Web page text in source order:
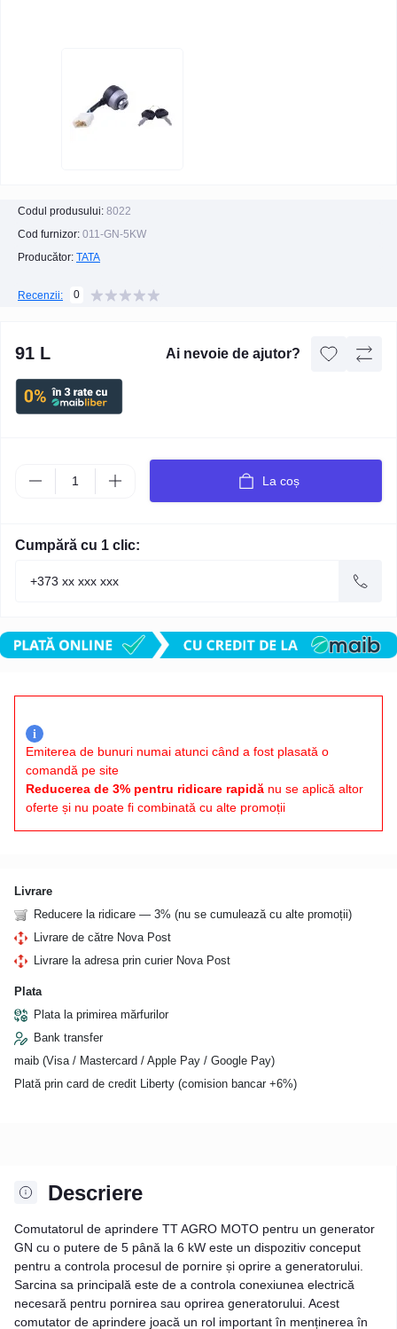
Codul produsului: 8022
Cod furnizor: 011-GN-5KW
Producător: TATA
Recenzii: 0
91 L Ai nevoie de ajutor?
La coș
Cumpără cu 1 clic:
i
Emiterea de bunuri numai atunci când a fost plasată o
comandă pe site
Reducerea de 3% pentru ridicare rapidă nu se aplică altor
oferte și nu poate fi combinată cu alte promoții
Livrare
Reducere la ridicare — 3% (nu se cumulează cu alte promoții)
Livrare de către Nova Post
Livrare la adresa prin curier Nova Post
Plata
Plata la primirea mărfurilor
Bank transfer
maib (Visa / Mastercard / Apple Pay / Google Pay)
Plată prin card de credit Liberty (comision bancar +6%)
Descriere
Comutatorul de aprindere TT AGRO MOTO pentru un generator
GN cu o putere de 5 până la 6 kW este un dispozitiv conceput
pentru a controla procesul de pornire și oprire a generatorului.
Sarcina sa principală este de a controla conexiunea electrică
necesară pentru pornirea sau oprirea generatorului. Acest
comutator de aprindere joacă un rol important în menținerea în